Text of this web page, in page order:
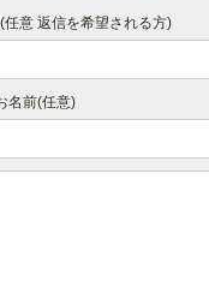
任意 返信を希望される方)
名前(任意)